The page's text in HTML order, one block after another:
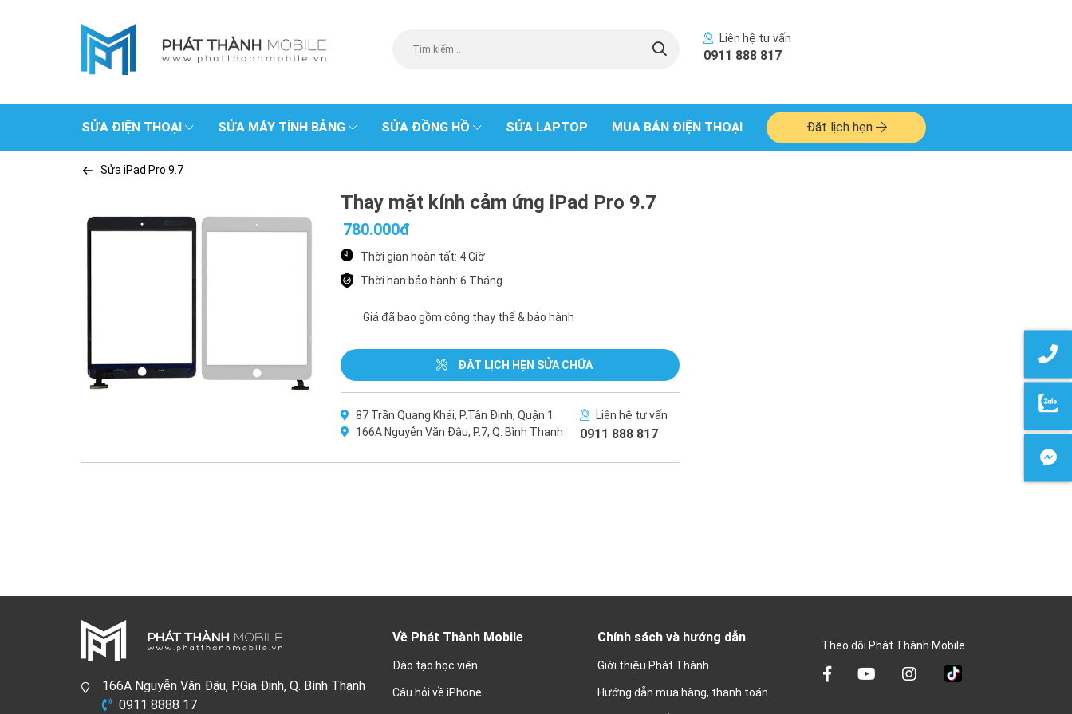
Liên hệ tư vấn
0911 888 817
SỬA ĐIỆN THOẠI SỬA MÁY TÍNH BẢNG SỬA ĐỒNG HỒ SỬA LAPTOP MUA BÁN ĐIỆN THOẠI Đặt lịch hẹn
Sửa iPad Pro 9.7
Thay mặt kính cảm ứng iPad Pro 9.7
780.000đ
Thời gian hoàn tất: 4 Giờ
Thời hạn bảo hành: 6 Tháng
Giá đã bao gồm công thay thế & bảo hành
ĐẶT LỊCH HẸN SỬA CHỮA
87 Trần Quang Khải, P.Tân Định, Quận 1
166A Nguyễn Văn Đậu, P.7, Q. Bình Thạnh
Liên hệ tư vấn
0911 888 817
166A Nguyễn Văn Đậu, P.Gia Định, Q. Bình Thạnh
0911 8888 17
Về Phát Thành Mobile
Đào tạo học viên
Câu hỏi về iPhone
Chính sách và hướng dẫn
Giới thiệu Phát Thành
Hướng dẫn mua hàng, thanh toán
Theo dõi Phát Thành Mobile